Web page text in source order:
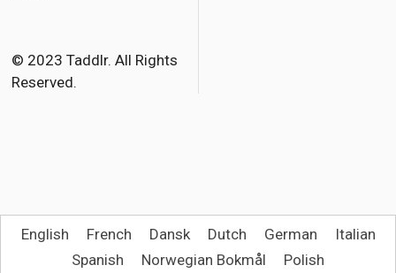
o
k
r
© 2023 Taddlr. All Rights
Reserved.
English French Dansk Dutch German
Italian
Spanish
Norwegian Bokmål
Polish